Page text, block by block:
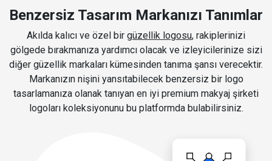
Benzersiz Tasarım Markanızı Tanımlar
Akılda kalıcı ve özel bir güzellik logosu, rakiplerinizi
gölgede bırakmanıza yardımcı olacak ve izleyicilerinize sizi
diğer güzellik markaları kümesinden tanıma şansı verecektir.
Markanızın nişini yansıtabilecek benzersiz bir logo
tasarlamanıza olanak tanıyan en iyi premium makyaj şirketi
logoları koleksiyonunu bu platformda bulabilirsiniz.